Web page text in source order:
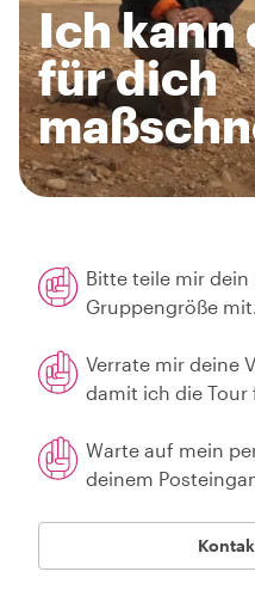
Ich kann
für dich
Bitte teile mir
Gruppengröße mit.
Verrate mir deine
damit ich die
Warte auf mein
deinem